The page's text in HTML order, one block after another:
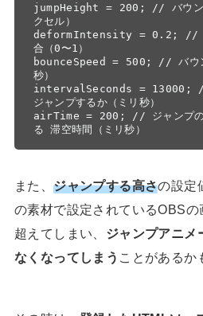
jumpHeight = 200; // バウンド
クセル）
deformIntensity = 0.2; // バ
合（0〜1）
bounceSpeed = 500; // バウン
秒）
intervalSeconds = 13000; //
ジャンプするか（ミリ秒）
airTime = 200; // ジャンプの
る 滞空時間（ミリ秒）
また、ジャンプする高さの設定
の素材で設定されているOBS
超えてしまい、 ジャンプアニメ
なくなってしまう ことがあるか